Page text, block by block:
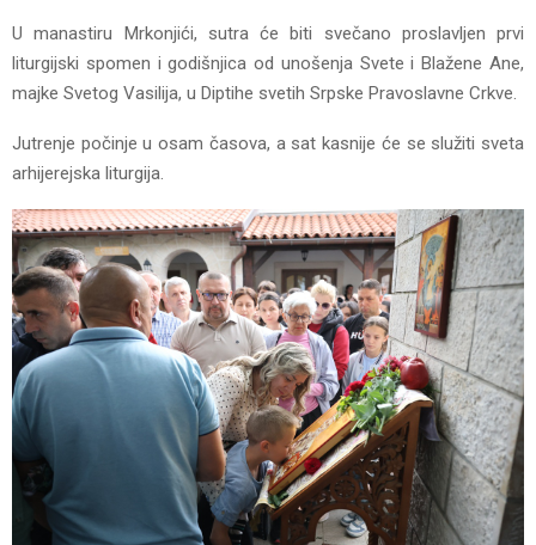
U manastiru Mrkonjići, sutra će biti svečano proslavljen prvi
liturgijski spomen i godišnjica od unošenja Svete i Blažene Ane,
majke Svetog Vasilija, u Diptihe svetih Srpske Pravoslavne Crkve.
Jutrenje počinje u osam časova, a sat kasnije će se služiti sveta
arhijerejska liturgija.